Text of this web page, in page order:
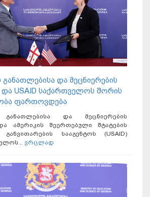
და მეცნიერების
და USAID საქართველოს შორის
ფართოვდება
და მეცნიერების
ამერიკის შეერთებული შტატების
სააგენტოს (USAID)
ვრცლად